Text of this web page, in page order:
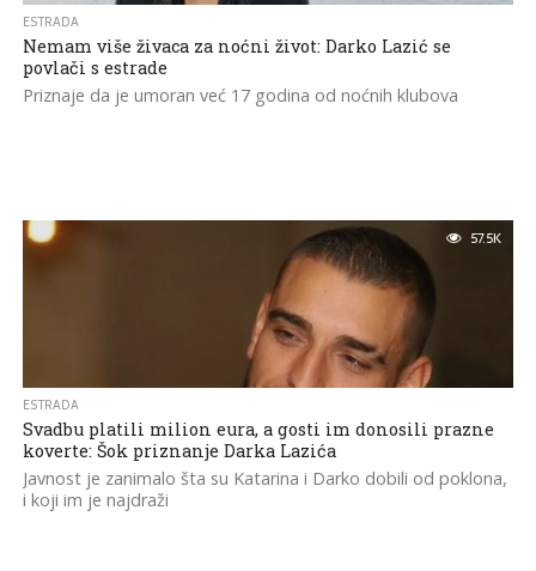
ESTRADA
Nemam više živaca za noćni život: Darko Lazić se
povlači s estrade
Priznaje da je umoran već 17 godina od noćnih klubova
57.5K
ESTRADA
Svadbu platili milion eura, a gosti im donosili prazne
koverte: Šok priznanje Darka Lazića
Javnost je zanimalo šta su Katarina i Darko dobili od poklona,
i koji im je najdraži